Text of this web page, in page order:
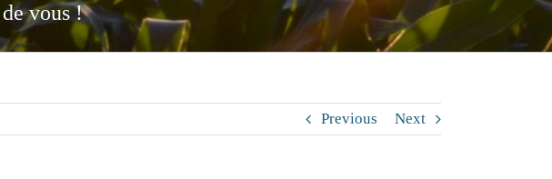
vous !
Previous Next